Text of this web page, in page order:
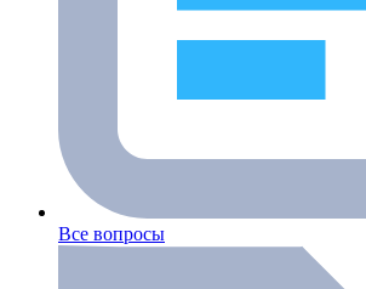
Все вопросы